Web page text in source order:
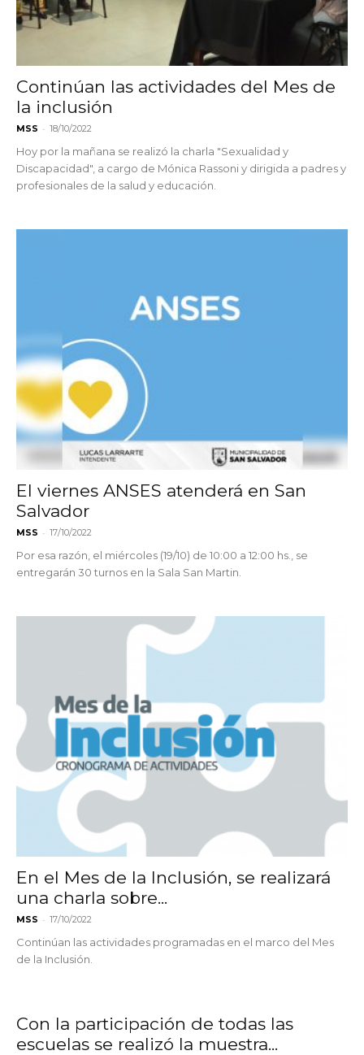
Continúan las actividades del Mes de
la inclusión
MSS - 18/10/2022
Hoy por la mañana se realizó la charla "Sexualidad y
Discapacidad", a cargo de Mónica Rassoni y dirigida a padres y
profesionales de la salud y educación.
El viernes ANSES atenderá en San
Salvador
MSS - 17/10/2022
Por esa razón, el miércoles (19/10) de 10:00 a 12:00 hs., se
entregarán 30 turnos en la Sala San Martin.
En el Mes de la Inclusión, se realizará
una charla sobre...
MSS - 17/10/2022
Continúan las actividades programadas en el marco del Mes
de la Inclusión.
Con la participación de todas las
escuelas se realizó la muestra...